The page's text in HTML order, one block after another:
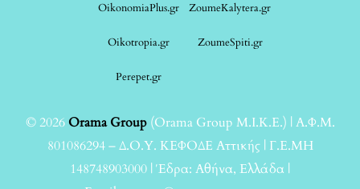
OikonomiaPlus.gr ZoumeKalytera.gr
Oikotropia.gr ZoumeSpiti.gr
Perepet.gr
© 2026Orama Group(Orama Group Μ.Ι.Κ.Ε.) | Α.Φ.Μ.
801086294 – Δ.Ο.Υ. ΚΕΦΟΔΕ Αττικής | Γ.Ε.ΜΗ
148748903000 | Έδρα: Αθήνα, Ελλάδα |